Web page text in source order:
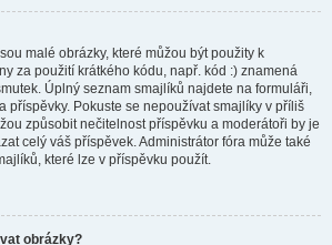
malé obrázky, které můžou být použity k
za použití krátkého kódu, např. kód :) znamená
Úplný seznam smajlíků najdete na formuláři,
příspěvky. Pokuste se nepoužívat smajlíky v příliš
způsobit nečitelnost příspěvku a moderátoři by je
celý váš příspěvek. Administrátor fóra může také
které lze v příspěvku použít.
obrázky?